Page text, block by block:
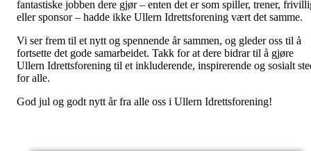
fantastiske jobben dere gjør – enten det er som spiller, trener,
eller sponsor – hadde ikke Ullern Idrettsforening vært det samme.
Vi ser frem til et nytt og spennende år sammen, og gleder oss til å
fortsette det gode samarbeidet. Takk for at dere bidrar til å gjøre
Ullern Idrettsforening til et inkluderende, inspirerende og sosialt
for alle.
God jul og godt nytt år fra alle oss i Ullern Idrettsforening!